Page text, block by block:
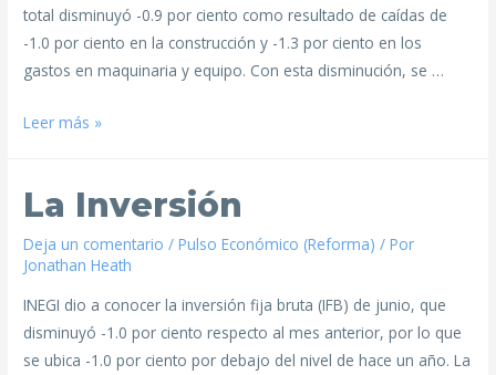
total disminuyó -0.9 por ciento como resultado de caídas de
-1.0 por ciento en la construcción y -1.3 por ciento en los
gastos en maquinaria y equipo. Con esta disminución, se …
Leer más »
La Inversión
Deja un comentario /Pulso Económico (Reforma) / Por
Jonathan Heath
INEGI dio a conocer la inversión fija bruta (IFB) de junio, que
disminuyó -1.0 por ciento respecto al mes anterior, por lo que
se ubica -1.0 por ciento por debajo del nivel de hace un año. La